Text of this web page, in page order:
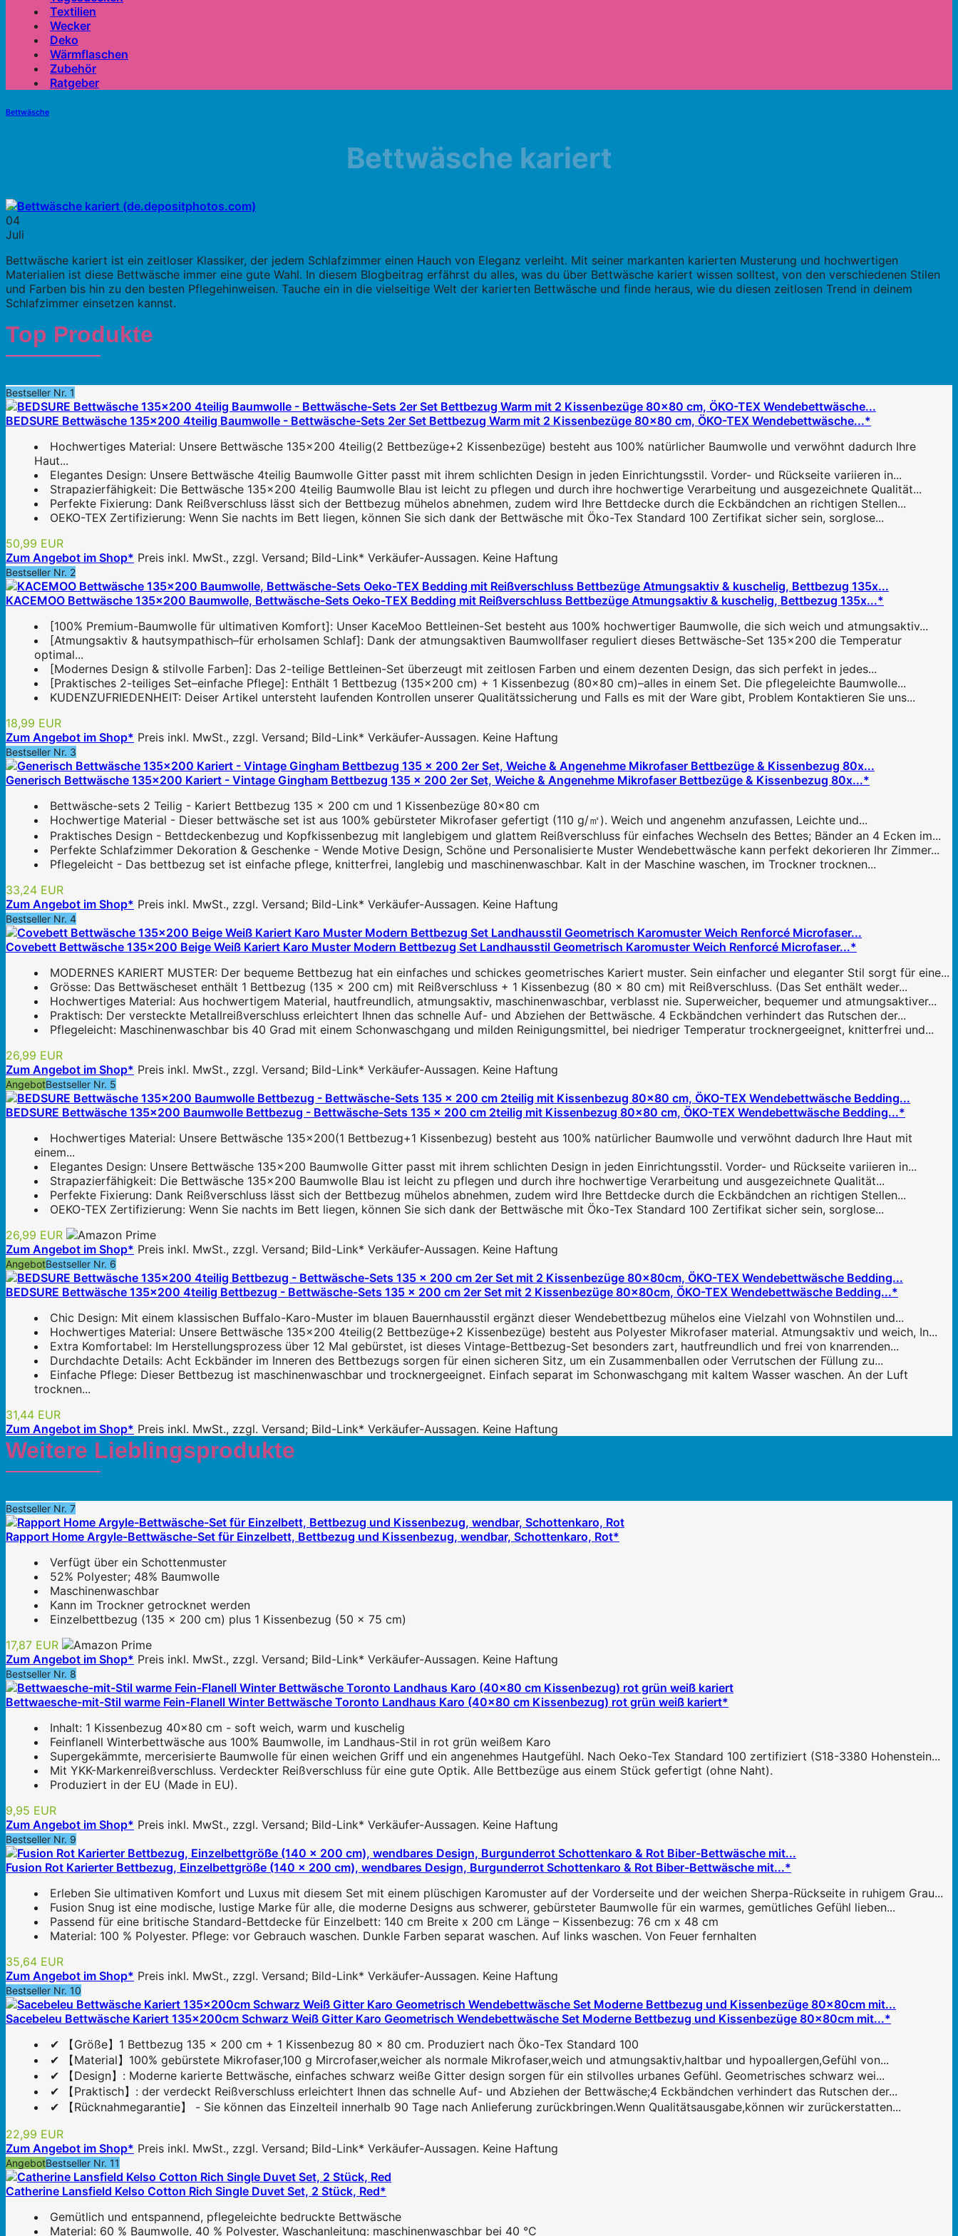
Textilien
Wecker
Deko
Wärmflaschen
Zubehör
Ratgeber
Bettwäsche
Bettwäsche kariert
04
Juli
Bettwäsche kariert ist ein zeitloser Klassiker, der jedem Schlafzimmer einen Hauch von Eleganz verleiht. Mit seiner markanten karierten Musterung und hochwertigen
Materialien ist diese Bettwäsche immer eine gute Wahl. In diesem Blogbeitrag erfährst du alles, was du über Bettwäsche kariert wissen solltest, von den verschiedenen Stilen
und Farben bis hin zu den besten Pflegehinweisen. Tauche ein in die vielseitige Welt der karierten Bettwäsche und finde heraus, wie du diesen zeitlosen Trend in deinem
Schlafzimmer einsetzen kannst.
Top Produkte
Bestseller Nr. 1
BEDSURE Bettwäsche 135x200 4teilig Baumwolle - Bettwäsche-Sets 2er Set Bettbezug Warm mit 2 Kissenbezüge 80x80 cm, ÖKO-TEX Wendebettwäsche...*
Hochwertiges Material: Unsere Bettwäsche 135x200 4teilig(2 Bettbezüge+2 Kissenbezüge) besteht aus 100% natürlicher Baumwolle und verwöhnt dadurch Ihre
Haut...
Elegantes Design: Unsere Bettwäsche 4teilig Baumwolle Gitter passt mit ihrem schlichten Design in jeden Einrichtungsstil. Vorder- und Rückseite variieren in...
Strapazierfähigkeit: Die Bettwäsche 135x200 4teilig Baumwolle Blau ist leicht zu pflegen und durch ihre hochwertige Verarbeitung und ausgezeichnete Qualität...
Perfekte Fixierung: Dank Reißverschluss lässt sich der Bettbezug mühelos abnehmen, zudem wird Ihre Bettdecke durch die Eckbändchen an richtigen Stellen...
OEKO-TEX Zertifizierung: Wenn Sie nachts im Bett liegen, können Sie sich dank der Bettwäsche mit Öko-Tex Standard 100 Zertifikat sicher sein, sorglose...
50,99 EUR
Zum Angebot im Shop* Preis inkl. MwSt., zzgl. Versand; Bild-Link* Verkäufer-Aussagen. Keine Haftung
Bestseller Nr. 2
KACEMOO Bettwäsche 135x200 Baumwolle, Bettwäsche-Sets Oeko-TEX Bedding mit Reißverschluss Bettbezüge Atmungsaktiv & kuschelig, Bettbezug 135x...*
[100% Premium-Baumwolle für ultimativen Komfort]: Unser KaceMoo Bettleinen-Set besteht aus 100% hochwertiger Baumwolle, die sich weich und atmungsaktiv...
[Atmungsaktiv & hautsympathisch–für erholsamen Schlaf]: Dank der atmungsaktiven Baumwollfaser reguliert dieses Bettwäsche-Set 135x200 die Temperatur
optimal...
[Modernes Design & stilvolle Farben]: Das 2-teilige Bettleinen-Set überzeugt mit zeitlosen Farben und einem dezenten Design, das sich perfekt in jedes...
[Praktisches 2-teiliges Set–einfache Pflege]: Enthält 1 Bettbezug (135x200 cm) + 1 Kissenbezug (80x80 cm)–alles in einem Set. Die pflegeleichte Baumwolle...
KUDENZUFRIEDENHEIT: Deiser Artikel untersteht laufenden Kontrollen unserer Qualitätssicherung und Falls es mit der Ware gibt, Problem Kontaktieren Sie uns...
18,99 EUR
Zum Angebot im Shop* Preis inkl. MwSt., zzgl. Versand; Bild-Link* Verkäufer-Aussagen. Keine Haftung
Bestseller Nr. 3
Generisch Bettwäsche 135x200 Kariert - Vintage Gingham Bettbezug 135 x 200 2er Set, Weiche & Angenehme Mikrofaser Bettbezüge & Kissenbezug 80x...*
Bettwäsche-sets 2 Teilig - Kariert Bettbezug 135 x 200 cm und 1 Kissenbezüge 80x80 cm
Hochwertige Material - Dieser bettwäsche set ist aus 100% gebürsteter Mikrofaser gefertigt (110 g/㎡). Weich und angenehm anzufassen, Leichte und...
Praktisches Design - Bettdeckenbezug und Kopfkissenbezug mit langlebigem und glattem Reißverschluss für einfaches Wechseln des Bettes; Bänder an 4 Ecken im...
Perfekte Schlafzimmer Dekoration & Geschenke - Wende Motive Design, Schöne und Personalisierte Muster Wendebettwäsche kann perfekt dekorieren Ihr Zimmer...
Pflegeleicht - Das bettbezug set ist einfache pflege, knitterfrei, langlebig und maschinenwaschbar. Kalt in der Maschine waschen, im Trockner trocknen...
33,24 EUR
Zum Angebot im Shop* Preis inkl. MwSt., zzgl. Versand; Bild-Link* Verkäufer-Aussagen. Keine Haftung
Bestseller Nr. 4
Covebett Bettwäsche 135x200 Beige Weiß Kariert Karo Muster Modern Bettbezug Set Landhausstil Geometrisch Karomuster Weich Renforcé Microfaser...*
MODERNES KARIERT MUSTER: Der bequeme Bettbezug hat ein einfaches und schickes geometrisches Kariert muster. Sein einfacher und eleganter Stil sorgt für eine...
Grösse: Das Bettwäscheset enthält 1 Bettbezug (135 x 200 cm) mit Reißverschluss + 1 Kissenbezug (80 x 80 cm) mit Reißverschluss. (Das Set enthält weder...
Hochwertiges Material: Aus hochwertigem Material, hautfreundlich, atmungsaktiv, maschinenwaschbar, verblasst nie. Superweicher, bequemer und atmungsaktiver...
Praktisch: Der versteckte Metallreißverschluss erleichtert Ihnen das schnelle Auf- und Abziehen der Bettwäsche. 4 Eckbändchen verhindert das Rutschen der...
Pflegeleicht: Maschinenwaschbar bis 40 Grad mit einem Schonwaschgang und milden Reinigungsmittel, bei niedriger Temperatur trocknergeeignet, knitterfrei und...
26,99 EUR
Zum Angebot im Shop* Preis inkl. MwSt., zzgl. Versand; Bild-Link* Verkäufer-Aussagen. Keine Haftung
AngebotBestseller Nr. 5
BEDSURE Bettwäsche 135x200 Baumwolle Bettbezug - Bettwäsche-Sets 135 x 200 cm 2teilig mit Kissenbezug 80x80 cm, ÖKO-TEX Wendebettwäsche Bedding...*
Hochwertiges Material: Unsere Bettwäsche 135x200(1 Bettbezug+1 Kissenbezug) besteht aus 100% natürlicher Baumwolle und verwöhnt dadurch Ihre Haut mit
einem...
Elegantes Design: Unsere Bettwäsche 135x200 Baumwolle Gitter passt mit ihrem schlichten Design in jeden Einrichtungsstil. Vorder- und Rückseite variieren in...
Strapazierfähigkeit: Die Bettwäsche 135x200 Baumwolle Blau ist leicht zu pflegen und durch ihre hochwertige Verarbeitung und ausgezeichnete Qualität...
Perfekte Fixierung: Dank Reißverschluss lässt sich der Bettbezug mühelos abnehmen, zudem wird Ihre Bettdecke durch die Eckbändchen an richtigen Stellen...
OEKO-TEX Zertifizierung: Wenn Sie nachts im Bett liegen, können Sie sich dank der Bettwäsche mit Öko-Tex Standard 100 Zertifikat sicher sein, sorglose...
26,99 EUR
Zum Angebot im Shop* Preis inkl. MwSt., zzgl. Versand; Bild-Link* Verkäufer-Aussagen. Keine Haftung
AngebotBestseller Nr. 6
BEDSURE Bettwäsche 135x200 4teilig Bettbezug - Bettwäsche-Sets 135 x 200 cm 2er Set mit 2 Kissenbezüge 80x80cm, ÖKO-TEX Wendebettwäsche Bedding...*
Chic Design: Mit einem klassischen Buffalo-Karo-Muster im blauen Bauernhausstil ergänzt dieser Wendebettbezug mühelos eine Vielzahl von Wohnstilen und...
Hochwertiges Material: Unsere Bettwäsche 135x200 4teilig(2 Bettbezüge+2 Kissenbezüge) besteht aus Polyester Mikrofaser material. Atmungsaktiv und weich, In...
Extra Komfortabel: Im Herstellungsprozess über 12 Mal gebürstet, ist dieses Vintage-Bettbezug-Set besonders zart, hautfreundlich und frei von knarrenden...
Durchdachte Details: Acht Eckbänder im Inneren des Bettbezugs sorgen für einen sicheren Sitz, um ein Zusammenballen oder Verrutschen der Füllung zu...
Einfache Pflege: Dieser Bettbezug ist maschinenwaschbar und trocknergeeignet. Einfach separat im Schonwaschgang mit kaltem Wasser waschen. An der Luft
trocknen...
31,44 EUR
Zum Angebot im Shop* Preis inkl. MwSt., zzgl. Versand; Bild-Link* Verkäufer-Aussagen. Keine Haftung
Weitere Lieblingsprodukte
Bestseller Nr. 7
Rapport Home Argyle-Bettwäsche-Set für Einzelbett, Bettbezug und Kissenbezug, wendbar, Schottenkaro, Rot*
Verfügt über ein Schottenmuster
52% Polyester; 48% Baumwolle
Maschinenwaschbar
Kann im Trockner getrocknet werden
Einzelbettbezug (135 x 200 cm) plus 1 Kissenbezug (50 x 75 cm)
17,87 EUR
Zum Angebot im Shop* Preis inkl. MwSt., zzgl. Versand; Bild-Link* Verkäufer-Aussagen. Keine Haftung
Bestseller Nr. 8
Bettwaesche-mit-Stil warme Fein-Flanell Winter Bettwäsche Toronto Landhaus Karo (40x80 cm Kissenbezug) rot grün weiß kariert*
Inhalt: 1 Kissenbezug 40x80 cm - soft weich, warm und kuschelig
Feinflanell Winterbettwäsche aus 100% Baumwolle, im Landhaus-Stil in rot grün weißem Karo
Supergekämmte, mercerisierte Baumwolle für einen weichen Griff und ein angenehmes Hautgefühl. Nach Oeko-Tex Standard 100 zertifiziert (S18-3380 Hohenstein...
Mit YKK-Markenreißverschluss. Verdeckter Reißverschluss für eine gute Optik. Alle Bettbezüge aus einem Stück gefertigt (ohne Naht).
Produziert in der EU (Made in EU).
9,95 EUR
Zum Angebot im Shop* Preis inkl. MwSt., zzgl. Versand; Bild-Link* Verkäufer-Aussagen. Keine Haftung
Bestseller Nr. 9
Fusion Rot Karierter Bettbezug, Einzelbettgröße (140 x 200 cm), wendbares Design, Burgunderrot Schottenkaro & Rot Biber-Bettwäsche mit...*
Erleben Sie ultimativen Komfort und Luxus mit diesem Set mit einem plüschigen Karomuster auf der Vorderseite und der weichen Sherpa-Rückseite in ruhigem Grau...
Fusion Snug ist eine modische, lustige Marke für alle, die moderne Designs aus schwerer, gebürsteter Baumwolle für ein warmes, gemütliches Gefühl lieben...
Passend für eine britische Standard-Bettdecke für Einzelbett: 140 cm Breite x 200 cm Länge – Kissenbezug: 76 cm x 48 cm
Material: 100 % Polyester. Pflege: vor Gebrauch waschen. Dunkle Farben separat waschen. Auf links waschen. Von Feuer fernhalten
35,64 EUR
Zum Angebot im Shop* Preis inkl. MwSt., zzgl. Versand; Bild-Link* Verkäufer-Aussagen. Keine Haftung
Bestseller Nr. 10
Sacebeleu Bettwäsche Kariert 135x200cm Schwarz Weiß Gitter Karo Geometrisch Wendebettwäsche Set Moderne Bettbezug und Kissenbezüge 80x80cm mit...*
✔ 【Größe】1 Bettbezug 135 x 200 cm + 1 Kissenbezug 80 x 80 cm. Produziert nach Öko-Tex Standard 100
✔ 【Material】100% gebürstete Mikrofaser,100 g Mircrofaser,weicher als normale Mikrofaser,weich und atmungsaktiv,haltbar und hypoallergen,Gefühl von...
✔ 【Design】: Moderne karierte Bettwäsche, einfaches schwarz weiße Gitter design sorgen für ein stilvolles urbanes Gefühl. Geometrisches schwarz wei...
✔ 【Praktisch】: der verdeckt Reißverschluss erleichtert Ihnen das schnelle Auf- und Abziehen der Bettwäsche;4 Eckbändchen verhindert das Rutschen der...
✔ 【Rücknahmegarantie】 - Sie können das Einzelteil innerhalb 90 Tage nach Anlieferung zurückbringen.Wenn Qualitätsausgabe,können wir zurückerstatten...
22,99 EUR
Zum Angebot im Shop* Preis inkl. MwSt., zzgl. Versand; Bild-Link* Verkäufer-Aussagen. Keine Haftung
AngebotBestseller Nr. 11
Catherine Lansfield Kelso Cotton Rich Single Duvet Set, 2 Stück, Red*
Gemütlich und entspannend, pflegeleichte bedruckte Bettwäsche
Material: 60 % Baumwolle, 40 % Polyester, Waschanleitung: maschinenwaschbar bei 40 °C